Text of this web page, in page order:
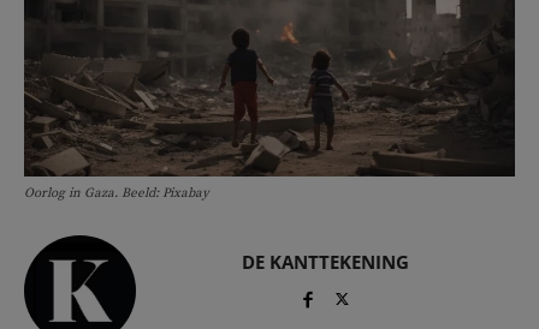
Oorlog in Gaza. Beeld: Pixabay
DE KANTTEKENING